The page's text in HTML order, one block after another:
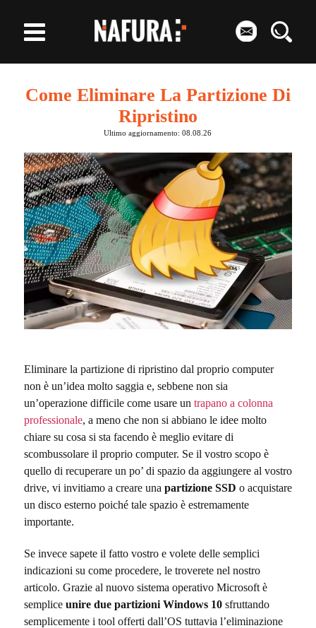
Come Eliminare La Partizione Di
Ripristino
Ultimo aggiornamento: 08.08.26
Eliminare la partizione di ripristino dal proprio computer
non è un’idea molto saggia e, sebbene non sia
un’operazione difficile come usare un trapano a colonna
professionale, a meno che non si abbiano le idee molto
chiare su cosa si sta facendo è meglio evitare di
scombussolare il proprio computer. Se il vostro scopo è
quello di recuperare un po’ di spazio da aggiungere al vostro
drive, vi invitiamo a creare una partizione SSD o acquistare
un disco esterno poiché tale spazio è estremamente
importante.
Se invece sapete il fatto vostro e volete delle semplici
indicazioni su come procedere, le troverete nel nostro
articolo. Grazie al nuovo sistema operativo Microsoft è
semplice unire due partizioni Windows 10sfruttando
semplicemente i tool offerti dall’OS tuttavia l’eliminazione